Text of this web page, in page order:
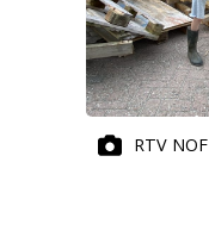
RTV NOF